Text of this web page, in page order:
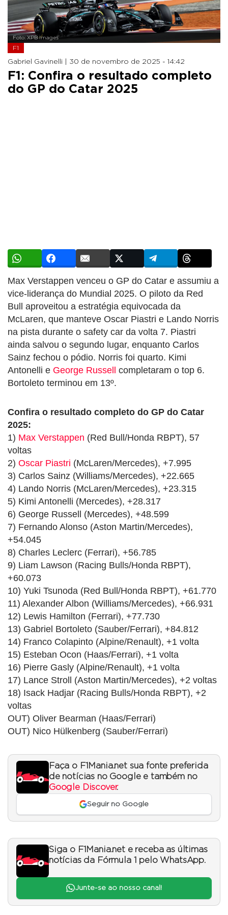
Foto: XPB Images
F1
Gabriel Gavinelli | 30 de novembro de 2025 - 14:42
F1: Confira o resultado completo
do GP do Catar 2025
Max Verstappen venceu o GP do Catar e assumiu a
vice-liderança do Mundial 2025. O piloto da Red
Bull aproveitou a estratégia equivocada da
McLaren, que manteve Oscar Piastri e Lando Norris
na pista durante o safety car da volta 7. Piastri
ainda salvou o segundo lugar, enquanto Carlos
Sainz fechou o pódio. Norris foi quarto. Kimi
Antonelli e George Russell completaram o top 6.
Bortoleto terminou em 13º.
Confira o resultado completo do GP do Catar
2025:
1) Max Verstappen (Red Bull/Honda RBPT), 57
voltas
2) Oscar Piastri (McLaren/Mercedes), +7.995
3) Carlos Sainz (Williams/Mercedes), +22.665
4) Lando Norris (McLaren/Mercedes), +23.315
5) Kimi Antonelli (Mercedes), +28.317
6) George Russell (Mercedes), +48.599
7) Fernando Alonso (Aston Martin/Mercedes),
+54.045
8) Charles Leclerc (Ferrari), +56.785
9) Liam Lawson (Racing Bulls/Honda RBPT),
+60.073
10) Yuki Tsunoda (Red Bull/Honda RBPT), +61.770
11) Alexander Albon (Williams/Mercedes), +66.931
12) Lewis Hamilton (Ferrari), +77.730
13) Gabriel Bortoleto (Sauber/Ferrari), +84.812
14) Franco Colapinto (Alpine/Renault), +1 volta
15) Esteban Ocon (Haas/Ferrari), +1 volta
16) Pierre Gasly (Alpine/Renault), +1 volta
17) Lance Stroll (Aston Martin/Mercedes), +2 voltas
18) Isack Hadjar (Racing Bulls/Honda RBPT), +2
voltas
OUT) Oliver Bearman (Haas/Ferrari)
OUT) Nico Hülkenberg (Sauber/Ferrari)
Faça o F1Mania.net sua fonte preferida
de notícias no Google e também no
Google Discover.
Seguir no Google
Siga o F1Mania.net e receba as últimas
notícias da Fórmula 1 pelo WhatsApp.
Junte-se ao nosso canal!